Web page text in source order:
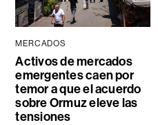
MERCADOS
Activos de mercados
emergentes caen por
temor a que el acuerdo
sobre Ormuz eleve las
tensiones